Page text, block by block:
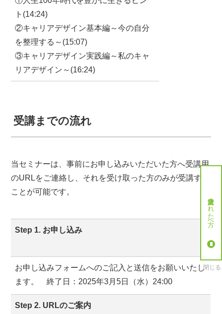
ト(14:24)
②キャリアデザイン基本編～今の自分
を整理する～(15:07)
③キャリアデザイン実践編～私のキャ
リアデザイン～(16:24)
受講までの流れ
当セミナーは、事前にお申し込みいただいた方へ受講用
のURLをご連絡し、それを受け取った方のみが受講する
ことが可能です。
Step 1. お申し込み
お申し込みフォームへのご記入と送信をお願いいたし
ます。 終了日：2025年3月5日（水）24:00
Step 2. URLのご案内
就労決定された方へ
閉じる